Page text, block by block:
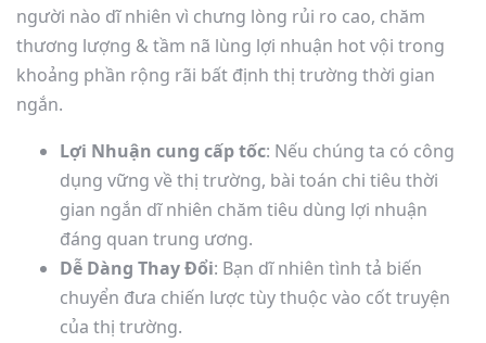
người nào dĩ nhiên vì chưng lòng rủi ro cao, chăm
thương lượng & tầm nã lùng lợi nhuận hot vội trong
khoảng phần rộng rãi bất định thị trường thời gian
ngắn.
Lợi Nhuận cung cấp tốc: Nếu chúng ta có công
dụng vững về thị trường, bài toán chi tiêu thời
gian ngắn dĩ nhiên chăm tiêu dùng lợi nhuận
đáng quan trung ương.
Dễ Dàng Thay Đổi: Bạn dĩ nhiên tình tả biến
chuyển đưa chiến lược tùy thuộc vào cốt truyện
của thị trường.